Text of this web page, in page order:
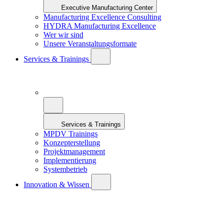
Executive Manufacturing Center
Manufacturing Excellence Consulting
HYDRA Manufacturing Excellence
Wer wir sind
Unsere Veranstaltungsformate
Services & Trainings
Services & Trainings
MPDV Trainings
Konzepterstellung
Projektmanagement
Implementierung
Systembetrieb
Innovation & Wissen